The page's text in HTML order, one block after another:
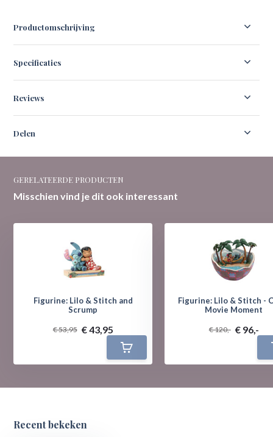
Productomschrijving
Specificaties
Reviews
Delen
GERELATEERDE PRODUCTEN
Misschien vind je dit ook interessant
Figurine: Lilo & Stitch and
Scrump
€ 53,95 € 43,95
Figurine: Lilo & Stitch -
Movie Moment
€ 120,- € 96,-
Recent bekeken